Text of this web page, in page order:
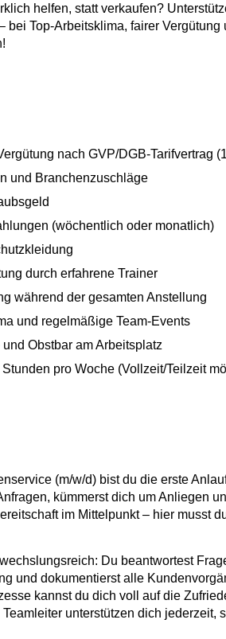
helfen, statt verkaufen?
bei Top-Arbeitsklima, fairer
nach GVP/DGB-Tarifvertrag
und Branchenzuschläge
(wöchentlich oder monatlich)
durch erfahrene Trainer
während der gesamten Anstellung
und regelmäßige Team-Events
Obstbar am Arbeitsplatz
pro Woche (Vollzeit/Teilzeit
(m/w/d) bist du die erste
kümmerst dich um Anliegen
im Mittelpunkt – hier musst
Du beantwortest
und dokumentierst alle
kannst du dich voll auf die
unterstützen dich jederzeit,